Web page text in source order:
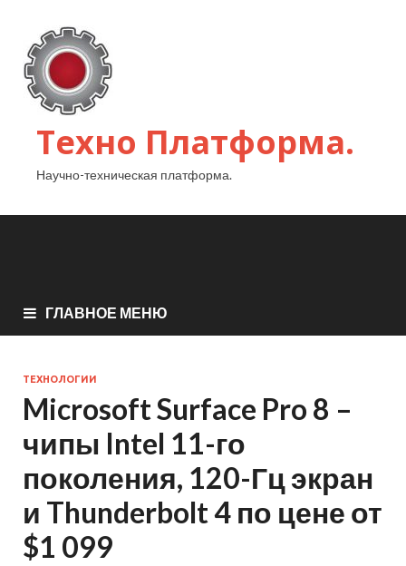
Техно Платформа.
Научно-техническая платформа.
ГЛАВНОЕ МЕНЮ
ТЕХНОЛОГИИ
Microsoft Surface Pro 8 –
чипы Intel 11-го
поколения, 120-Гц экран
и Thunderbolt 4 по цене от
$1 099